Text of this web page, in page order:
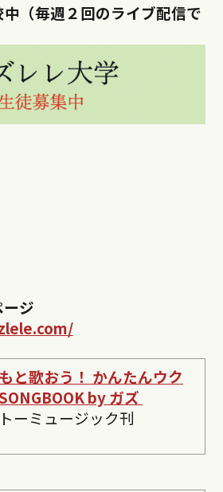
（毎週２回のライブ配信で
ジ
と歌おう！ かんたんウク
by ガズ
ーミュージック刊